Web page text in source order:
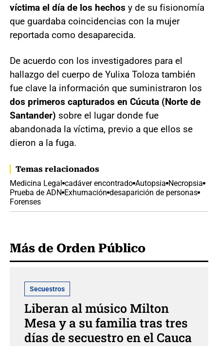
víctima el día de los hechos y de su fisionomía
que guardaba coincidencias con la mujer
reportada como desaparecida.
De acuerdo con los investigadores para el
hallazgo del cuerpo de Yulixa Toloza también
fue clave la información que suministraron los
dos primeros capturados en Cúcuta (Norte de
Santander) sobre el lugar donde fue
abandonada la víctima, previo a que ellos se
dieron a la fuga.
Temas relacionados
Medicina Legal cadáver encontrado Autopsia Necropsia
Prueba de ADN Exhumación desaparición de personas
Forenses
Más de Orden Público
Secuestros
Liberan al músico Milton
Mesa y a su familia tras tres
días de secuestro en el Cauca